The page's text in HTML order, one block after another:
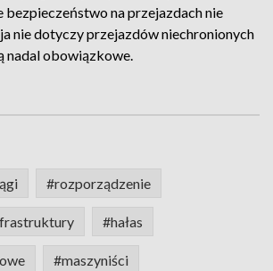
bezpieczeństwo na przejazdach nie
nie dotyczy przejazdów niechronionych
nadal obowiązkowe.
#rozporządzenie
#hałas
#maszyniści